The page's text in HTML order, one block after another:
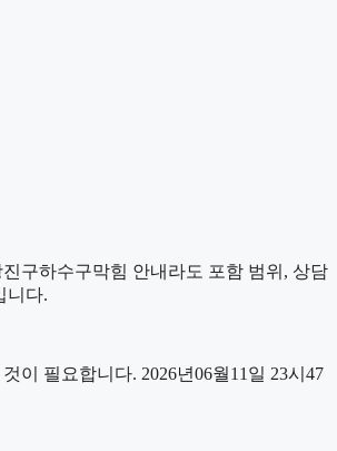
구하수구막힘 안내라도 포함 범위, 상담
니다.
이 필요합니다. 2026년06월11일 23시47